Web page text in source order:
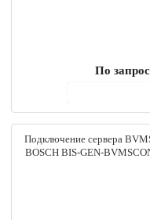
По
Подключение сервера
BOSCH BIS-GEN-